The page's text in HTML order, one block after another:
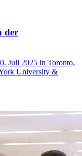
der
Juli 2025 in Toronto,
University &